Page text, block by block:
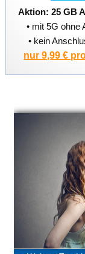
Aktion: 25 GB
• mit 5G ohne
• kein
nur 9,99 €